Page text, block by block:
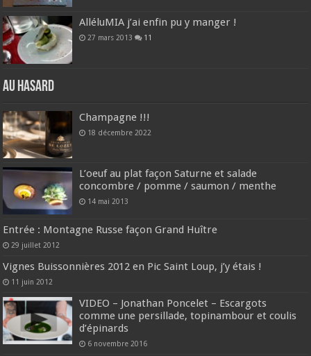
AlléluMIA j’ai enfin pu y manger !
27 mars 2013 11
Au hasard
Champagne !!!
18 décembre 2022
L’oeuf au plat façon Saturne et salade
concombre / pomme / saumon / menthe
14 mai 2013
Entrée : Montagne Russe façon Grand Huître
29 juillet 2012
Vignes Buissonnières 2012 en Pic Saint Loup, j’y étais !
11 juin 2012
VIDEO – Jonathan Poncelet – Escargots
comme une persillade, topinambour et coulis
d’épinards
6 novembre 2016